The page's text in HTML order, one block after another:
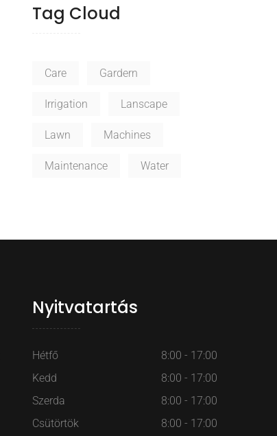
Tag Cloud
Care Gardern
Irrigation Lanscape
Lawn Machines
Maintenance Water
Nyitvatartás
Hétfő
8:00 - 17:00
Kedd
8:00 - 17:00
Szerda
8:00 - 17:00
Csütörtök
8:00 - 17:00